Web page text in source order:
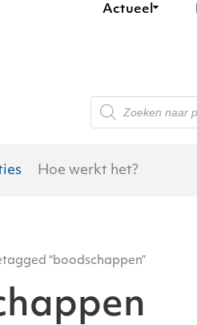
Actueel
Producten
zoeken
Hoe werkt het?
“boodschappen”